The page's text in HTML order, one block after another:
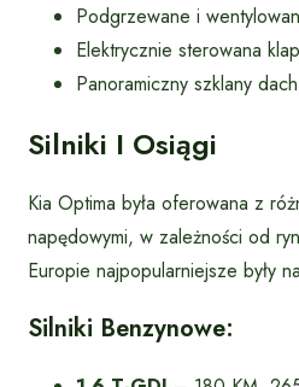
Podgrzewane i
Elektrycznie sterowana
Panoramiczny szklany dach
Silniki I Osiągi
Kia Optima była oferowana z
napędowymi, w zależności od
Europie najpopularniejsze były
Silniki Benzynowe: